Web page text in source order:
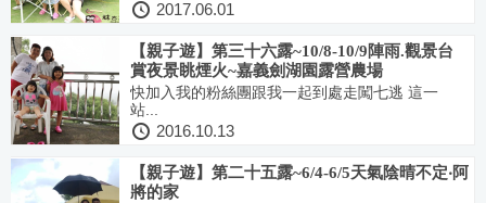
2017.06.01
【親子遊】第三十六露~10/8-10/9陣雨.觀景台
賞夜景眺煙火~嘉義劍湖園露營農場
快加入我的粉絲團跟我一起到處走闖七逃 這一
站...
2016.10.13
【親子遊】第二十五露~6/4-6/5天氣陰晴不定‧阿
將的家